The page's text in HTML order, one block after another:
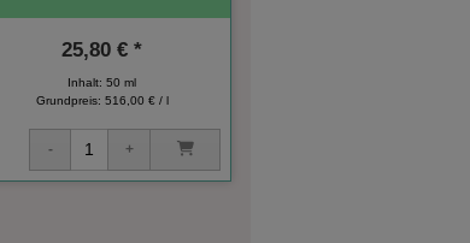
25,80 € *
Inhalt: 50 ml
Grundpreis: 516,00 € / l